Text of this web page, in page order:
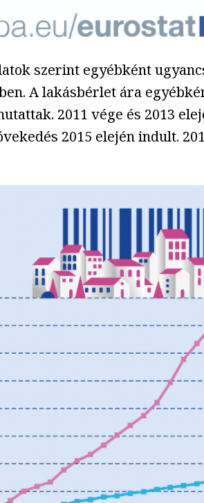
szerint egyébként
A lakásbérlet ára
2011 vége és 2013
2015 elején indult.